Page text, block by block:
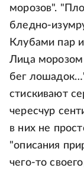
морозов".
бледно-
Клубами пар
Лица
бег
стискивают
чересчур
в них не
"описания
чего-то